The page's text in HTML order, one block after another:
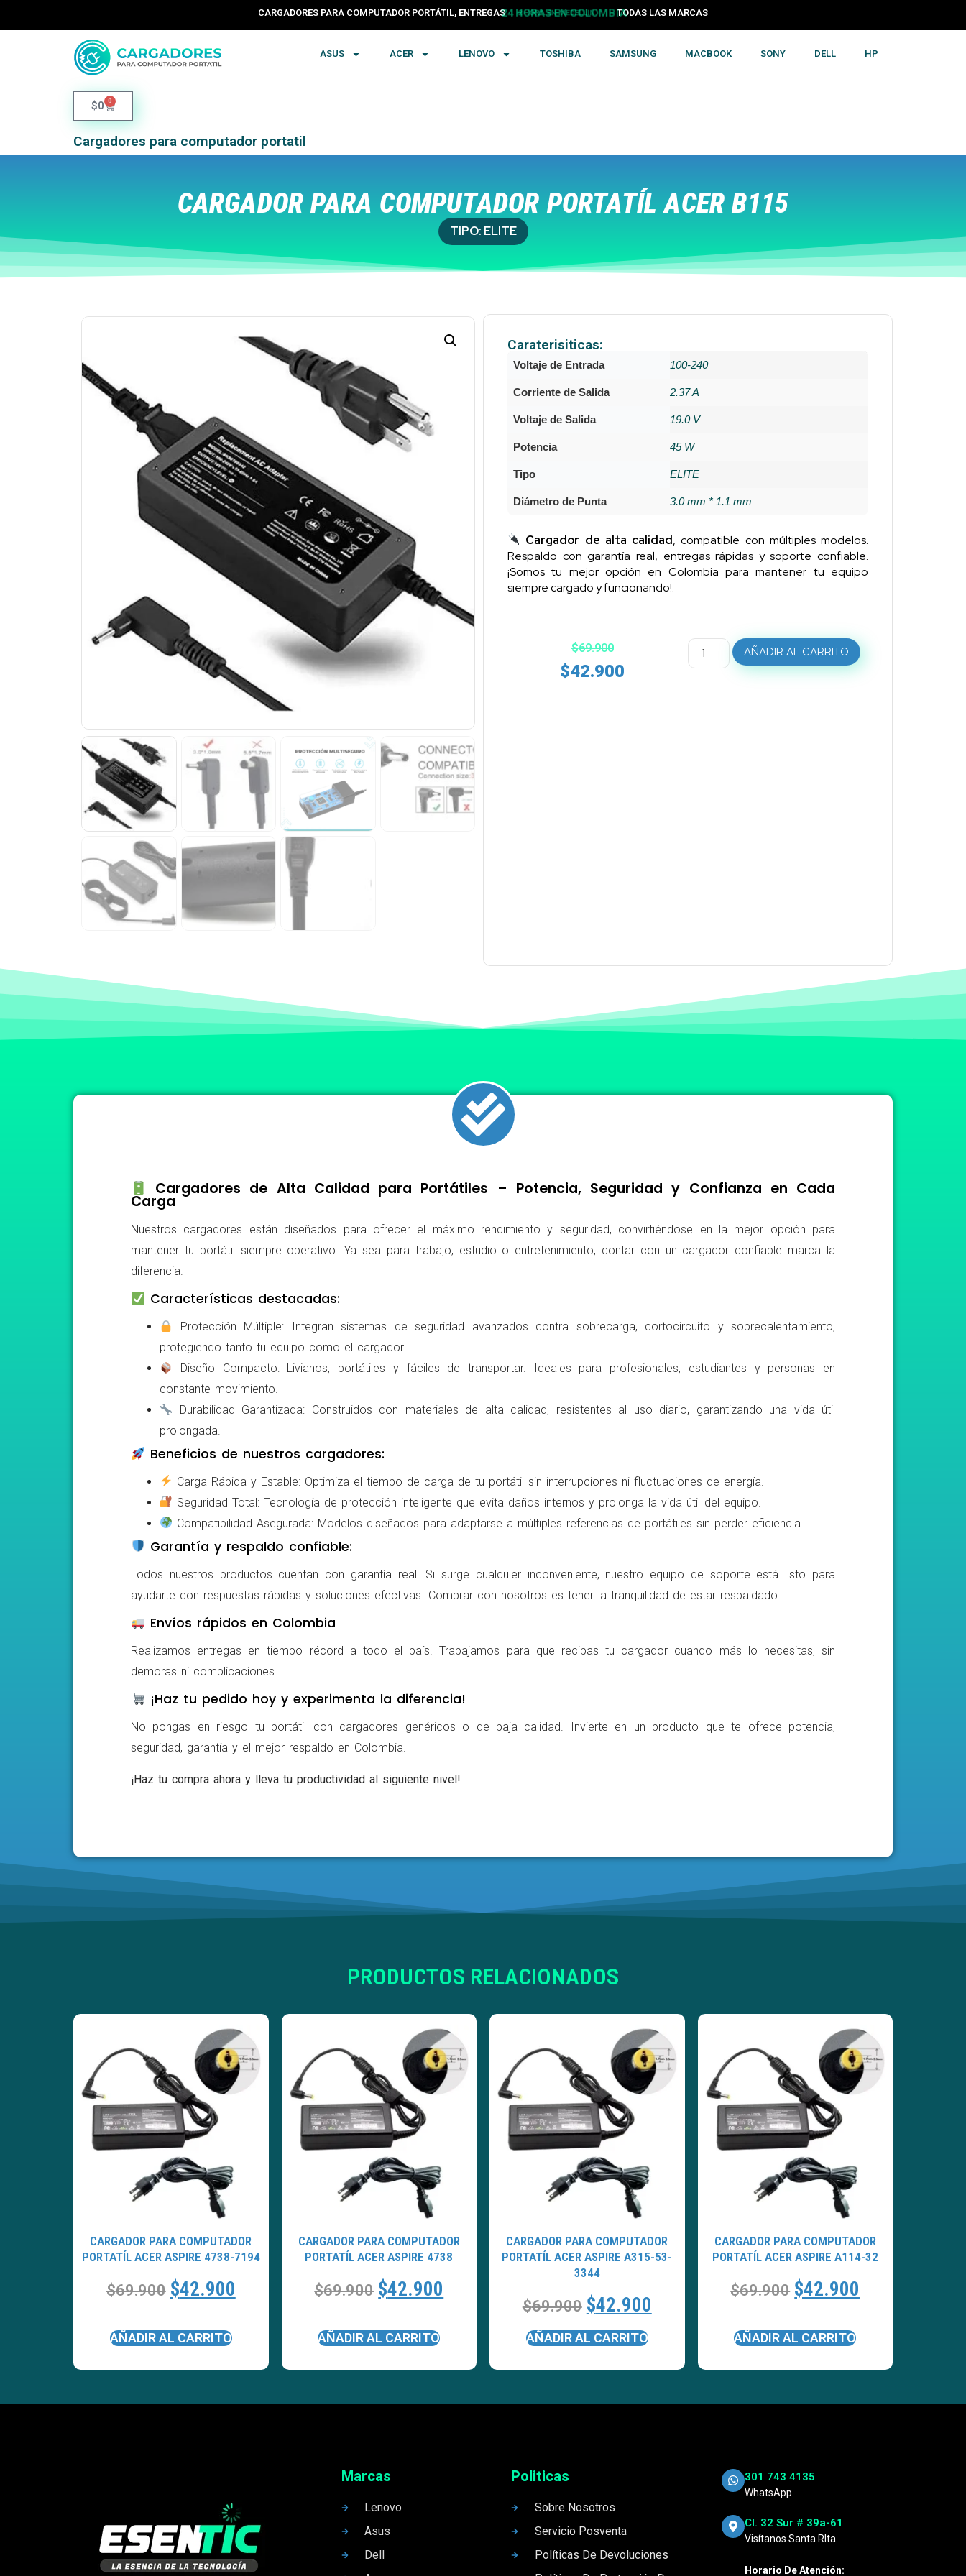
CARGADORES PARA COMPUTADOR PORTÁTIL, ENTREGAS 24 HORAS EN COLOMBIA TODAS LAS MARCAS
ASUS ACER LENOVO TOSHIBA SAMSUNG MACBOOK SONY DELL HP
$0 0
Cargadores para computador portatil
CARGADOR PARA COMPUTADOR PORTATÍL ACER B115
TIPO: ELITE
Caraterisiticas:
Voltaje de Entrada 100-240
Corriente de Salida 2.37 A
Voltaje de Salida 19.0 V
Potencia 45 W
Tipo ELITE
Diámetro de Punta 3.0 mm * 1.1 mm
Cargador de alta calidad, compatible con múltiples modelos.
Respaldo con garantía real, entregas rápidas y soporte confiable.
¡Somos tu mejor opción en Colombia para mantener tu equipo
siempre cargado y funcionando!.
$69.900
$42.900
AÑADIR AL CARRITO
Cargadores de Alta Calidad para Portátiles – Potencia, Seguridad y Confianza en Cada
Carga
Nuestros cargadores están diseñados para ofrecer el máximo rendimiento y seguridad, convirtiéndose en la mejor opción para
mantener tu portátil siempre operativo. Ya sea para trabajo, estudio o entretenimiento, contar con un cargador confiable marca la
diferencia.
Características destacadas:
Protección Múltiple: Integran sistemas de seguridad avanzados contra sobrecarga, cortocircuito y sobrecalentamiento,
protegiendo tanto tu equipo como el cargador.
Diseño Compacto: Livianos, portátiles y fáciles de transportar. Ideales para profesionales, estudiantes y personas en
constante movimiento.
Durabilidad Garantizada: Construidos con materiales de alta calidad, resistentes al uso diario, garantizando una vida útil
prolongada.
Beneficios de nuestros cargadores:
Carga Rápida y Estable: Optimiza el tiempo de carga de tu portátil sin interrupciones ni fluctuaciones de energía.
Seguridad Total: Tecnología de protección inteligente que evita daños internos y prolonga la vida útil del equipo.
Compatibilidad Asegurada: Modelos diseñados para adaptarse a múltiples referencias de portátiles sin perder eficiencia.
Garantía y respaldo confiable:
Todos nuestros productos cuentan con garantía real. Si surge cualquier inconveniente, nuestro equipo de soporte está listo para
ayudarte con respuestas rápidas y soluciones efectivas. Comprar con nosotros es tener la tranquilidad de estar respaldado.
Envíos rápidos en Colombia
Realizamos entregas en tiempo récord a todo el país. Trabajamos para que recibas tu cargador cuando más lo necesitas, sin
demoras ni complicaciones.
¡Haz tu pedido hoy y experimenta la diferencia!
No pongas en riesgo tu portátil con cargadores genéricos o de baja calidad. Invierte en un producto que te ofrece potencia,
seguridad, garantía y el mejor respaldo en Colombia.
¡Haz tu compra ahora y lleva tu productividad al siguiente nivel!
PRODUCTOS RELACIONADOS
CARGADOR PARA COMPUTADOR
PORTATÍL ACER ASPIRE 4738-7194
$69.900 $42.900
AÑADIR AL CARRITO
CARGADOR PARA COMPUTADOR
PORTATÍL ACER ASPIRE 4738
$69.900 $42.900
AÑADIR AL CARRITO
CARGADOR PARA COMPUTADOR
PORTATÍL ACER ASPIRE A315-53-
3344
$69.900 $42.900
AÑADIR AL CARRITO
CARGADOR PARA COMPUTADOR
PORTATÍL ACER ASPIRE A114-32
$69.900 $42.900
AÑADIR AL CARRITO
Marcas
Lenovo
Asus
Dell
Politicas
Sobre Nosotros
Servicio Posventa
Políticas De Devoluciones
301 743 4135
WhatsApp
Cl. 32 Sur # 39a-61
Visítanos Santa RIta
Horario De Atención: